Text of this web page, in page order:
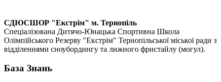
СДЮСШОР "Екстрім" м. Тернопіль
Спеціалізована Дитячо-Юнацька Спортивна Школа
Олімпійського Резерву "Екстрім" Тернопільської міської ради з
відділеннями сноубордингу та лижного фристайлу (могул).
База Знань